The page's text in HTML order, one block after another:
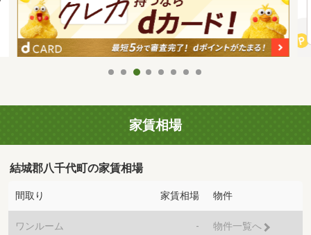
家賃相場
結城郡八千代町の家賃相場
間取り 家賃相場 物件
ワンルーム - 物件一覧へ